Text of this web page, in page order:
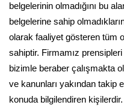
belgelerinin olmadığını bu
belgelerine sahip
olarak faaliyet gösteren tüm
sahiptir. Firmamız
bizimle beraber çalışmakta
ve kanunları yakından takip
konuda bilgilendiren kişilerdir.